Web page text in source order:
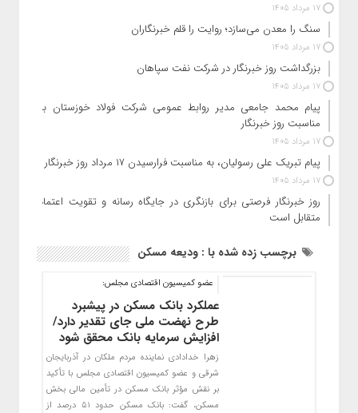
17 مرداد 1405
سنگ را معدن می‌سازد؛ روایت را قلم خبرنگاران
17 مرداد 1405
بزرگداشت روز خبرنگار در شرکت نفت سپاهان
17 مرداد 1405
پیام محمد جامعی مدیر روابط عمومی شرکت فولاد خوزستان به
مناسبت روز خبرنگار
17 مرداد 1405
پیام تبریک علی رسولیان، به مناسبت فرارسیدن ۱۷ مرداد روز خبرنگار
17 مرداد 1405
روز خبرنگار فرصتی برای بازنگری در جایگاه رسانه و تقویت اعتماد
متقابل است
برچسب زده شده با : ودیعه مسکن
عضو کمیسیون اقتصادی مجلس:
عملکرد بانک مسکن در پیشبرد
طرح نهضت ملی جای تقدیر دارد/
افزایش سرمایه بانک محقق شود
زهرا خدادادی نماینده مردم ملکان در آذربایجان
شرقی و عضو کمیسیون اقتصادی مجلس با تأکید
بر نقش مؤثر بانک مسکن در تأمین مالی بخش
مسکن، گفت: بانک مسکن حدود ۵۱ درصد از